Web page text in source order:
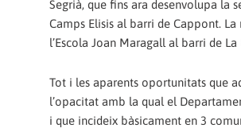
Segrià, que fins ara desenvolupa la
Camps Elisis al barri de Cappont.
l’Escola Joan Maragall al barri de La
Tot i les aparents oportunitats que
l’opacitat amb la qual el
i que incideix bàsicament en 3